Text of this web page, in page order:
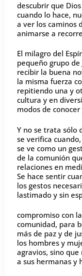
descubrir que
cuando lo hace,
a ver los caminos
animarse a
El milagro del
pequeño grupo de
recibir la buena
la misma fuerza
repitiendo una y
cultura y en
modos de
Y no se trata sólo
se verifica
se ve como un
de la comunión
relaciones en
Se hace sentir
los gestos
lastimado y sin
compromiso con
comunidad, para
más de paz y de
los hombres y
agravios, sino
a sus hermanas y